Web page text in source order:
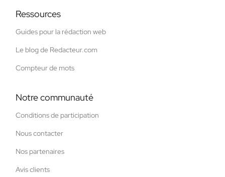
Ressources
Guides pour la rédaction web
Le blog de Redacteur.com
Compteur de mots
Notre communauté
Conditions de participation
Nous contacter
Nos partenaires
Avis clients